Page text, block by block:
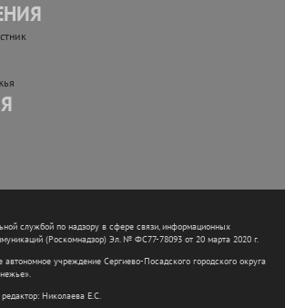
службой по надзору в сфере связи, информационных
(Роскомнадзор) Эл. № ФС77-78093 от 20 марта 2020 г.
учреждение Сергиево-Посадского городского округа
Николаева Е.С.